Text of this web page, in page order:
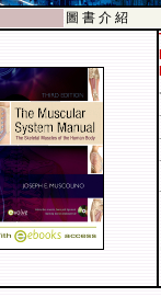
圖 書 介 紹